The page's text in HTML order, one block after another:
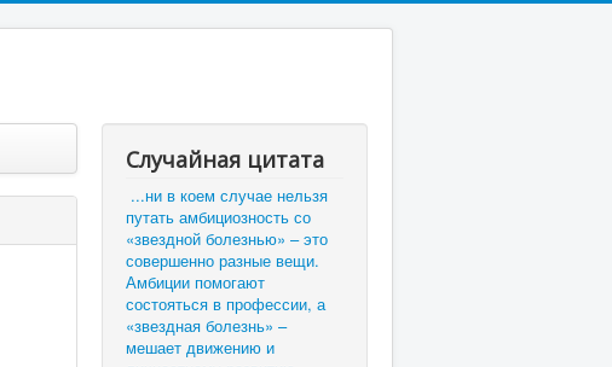
Случайная цитата
...ни в коем случае нельзя
путать амбициозность со
«звездной болезнью» – это
совершенно разные вещи.
Амбиции помогают
состояться в профессии, а
«звездная болезнь» –
мешает движению и